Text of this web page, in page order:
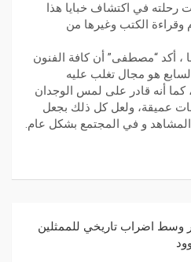
رحلته في اكتشاف خبايا هذا
وقراءة الكتب وغيرها من
، أكد “مصطفى” أن كافة الفنون
هو مجال تغلب عليه
كما أنه قادر على لمس الوجدان
عميقة، ولعل كل ذلك بجعل
المشاهد و في المجتمع بشكل عام.
وسط اضراب تاريخي للممثلين